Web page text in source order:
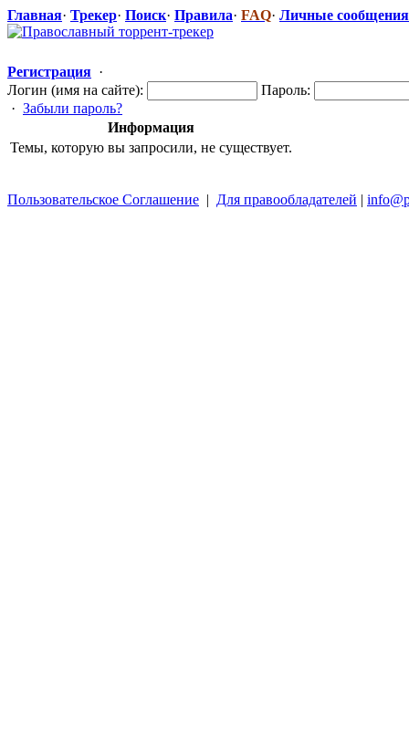
Главная· Трекер· Поиск· Правила· FAQ· Личные сообщения
Регистрация ·
Логин (имя на сайте):
Пароль:
· Забыли пароль?
Информация
Темы, которую вы запросили, не существует.
Пользовательское Соглашение | Для правообладателей |